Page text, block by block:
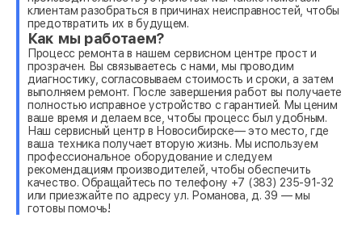
клиентам разобраться в причинах неисправностей, чтобы
предотвратить их в будущем.
Как мы работаем?
Процесс ремонта в нашем сервисном центре прост и
прозрачен. Вы связываетесь с нами, мы проводим
диагностику, согласовываем стоимость и сроки, а затем
выполняем ремонт. После завершения работ вы получаете
полностью исправное устройство с гарантией. Мы ценим
ваше время и делаем все, чтобы процесс был удобным.
Наш сервисный центр в Новосибирске— это место, где
ваша техника получает вторую жизнь. Мы используем
профессиональное оборудование и следуем
рекомендациям производителей, чтобы обеспечить
качество. Обращайтесь по телефону +7 (383) 235-91-32
или приезжайте по адресу ул. Романова, д. 39 — мы
готовы помочь!